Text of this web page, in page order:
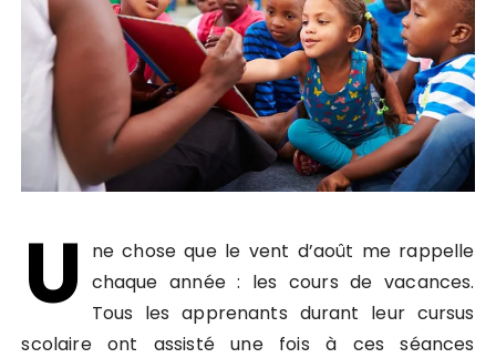
U
ne chose que le vent d’août me rappelle
chaque année : les cours de vacances.
Tous les apprenants durant leur cursus
scolaire ont assisté une fois à ces séances